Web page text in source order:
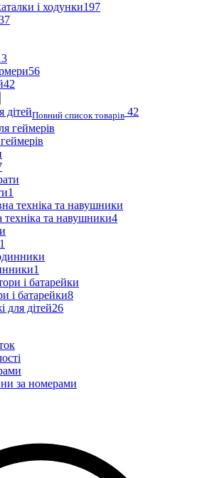
і ходунки197
56
42
дітейПовний список товарів 42
1
техніка та навушники4
1
і батарейки8
для дітей26
за номерами